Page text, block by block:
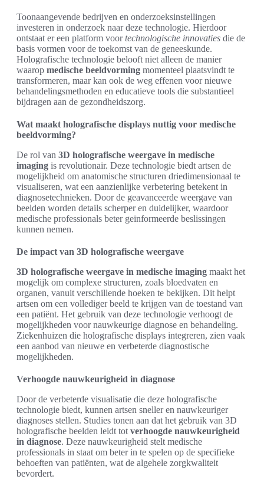
Toonaangevende bedrijven en onderzoeksinstellingen
investeren in onderzoek naar deze technologie. Hierdoor
ontstaat er een platform voortechnologische innovaties die de
basis vormen voor de toekomst van de geneeskunde.
Holografische technologie belooft niet alleen de manier
waarop medische beeldvorming momenteel plaatsvindt te
transformeren, maar kan ook de weg effenen voor nieuwe
behandelingsmethoden en educatieve tools die substantieel
bijdragen aan de gezondheidszorg.
Wat maakt holografische displays nuttig voor medische
beeldvorming?
De rol van 3D holografische weergave in medische
imaging is revolutionair. Deze technologie biedt artsen de
mogelijkheid om anatomische structuren driedimensionaal te
visualiseren, wat een aanzienlijke verbetering betekent in
diagnosetechnieken. Door de geavanceerde weergave van
beelden worden details scherper en duidelijker, waardoor
medische professionals beter geïnformeerde beslissingen
kunnen nemen.
De impact van 3D holografische weergave
3D holografische weergave in medische imaging maakt het
mogelijk om complexe structuren, zoals bloedvaten en
organen, vanuit verschillende hoeken te bekijken. Dit helpt
artsen om een vollediger beeld te krijgen van de toestand van
een patiënt. Het gebruik van deze technologie verhoogt de
mogelijkheden voor nauwkeurige diagnose en behandeling.
Ziekenhuizen die holografische displays integreren, zien vaak
een aanbod van nieuwe en verbeterde diagnostische
mogelijkheden.
Verhoogde nauwkeurigheid in diagnose
Door de verbeterde visualisatie die deze holografische
technologie biedt, kunnen artsen sneller en nauwkeuriger
diagnoses stellen. Studies tonen aan dat het gebruik van 3D
holografische beelden leidt tot verhoogde nauwkeurigheid
in diagnose. Deze nauwkeurigheid stelt medische
professionals in staat om beter in te spelen op de specifieke
behoeften van patiënten, wat de algehele zorgkwaliteit
bevordert.